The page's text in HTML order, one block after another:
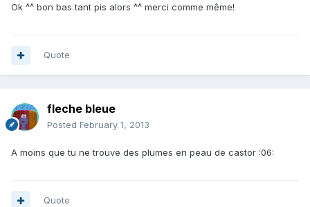
Ok ^^ bon bas tant pis alors ^^ merci comme même!
Quote
fleche bleue
Posted February 1, 2013
A moins que tu ne trouve des plumes en peau de castor :06:
Quote